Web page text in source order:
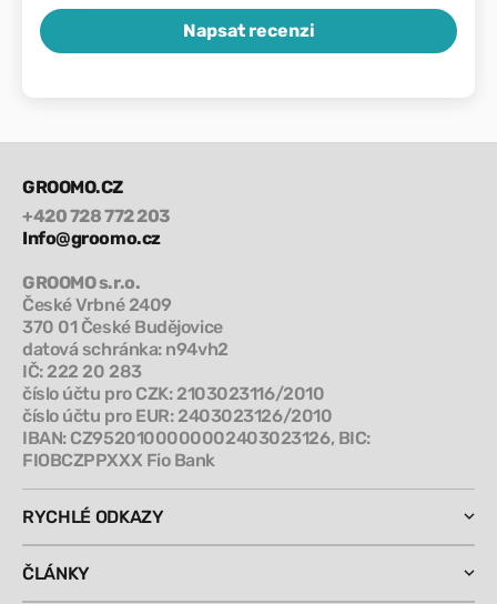
Napsat recenzi
GROOMO.CZ
+420 728 772 203
Info@groomo.cz
GROOMO s.r.o.
České Vrbné 2409
370 01 České Budějovice
datová schránka: n94vh2
IČ: 222 20 283
číslo účtu pro CZK: 2103023116/2010
číslo účtu pro EUR: 2403023126/2010
IBAN: CZ9520100000002403023126, BIC:
FIOBCZPPXXX Fio Bank
RYCHLÉ ODKAZY
ČLÁNKY